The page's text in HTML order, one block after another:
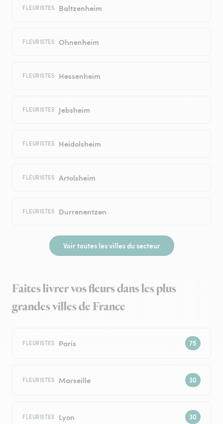
FLEURISTES Baltzenheim
FLEURISTES Ohnenheim
FLEURISTES Hessenheim
FLEURISTES Jebsheim
FLEURISTES Heidolsheim
FLEURISTES Artolsheim
FLEURISTES Durrenentzen
Voir toutes les villes du secteur
Faites livrer vos fleurs dans les plus
grandes villes de France
FLEURISTES Paris
FLEURISTES Marseille
FLEURISTES Lyon